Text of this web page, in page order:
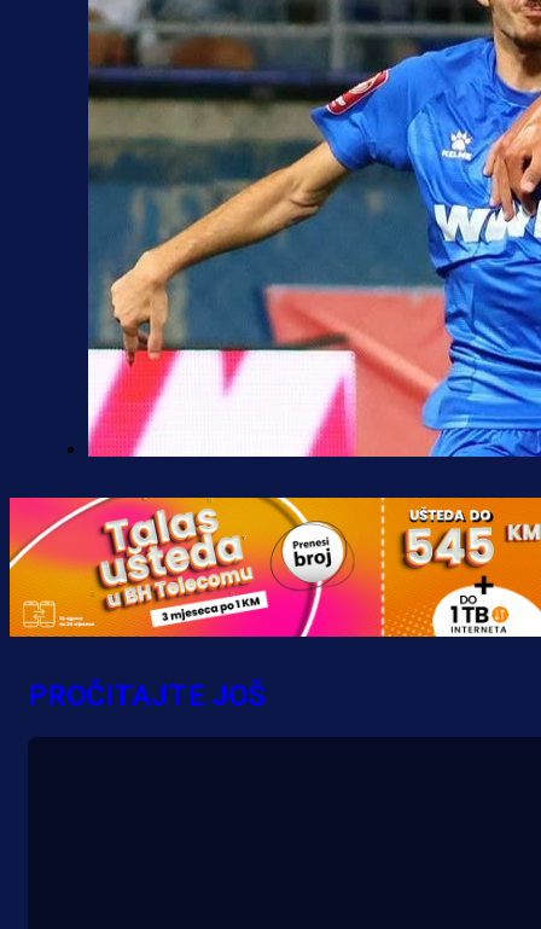
Željo uprkos svim problemima
krenuo pobjedom: Plavi slavili na
Grbavici!
PROČITAJTE JOŠ